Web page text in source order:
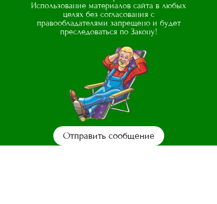
Использование материалов сайта в любых
целях без согласования с
правообладателями запрещено и будет
преследоваться по Закону!
Отправить сообщение